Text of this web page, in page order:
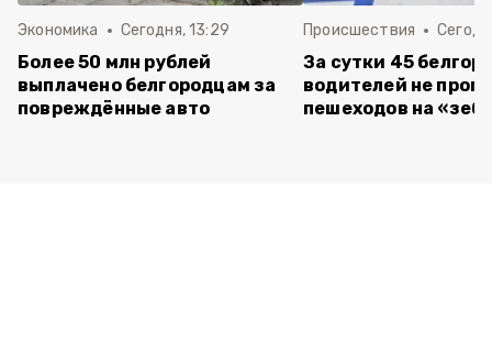
Экономика Сегодня, 13:29
Более 50 млн рублей
выплачено белгородцам за
повреждённые авто
Происшествия
За сутки 45
водителей не
пешеходов на